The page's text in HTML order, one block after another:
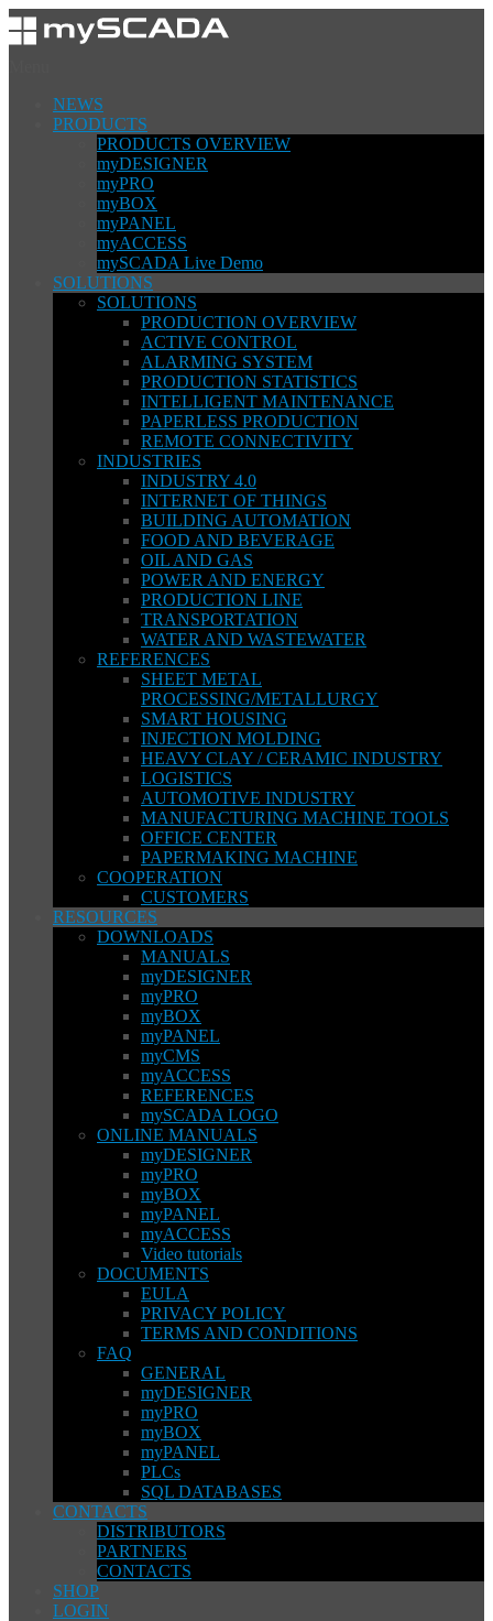
NEWS
PRODUCTS
PRODUCTS OVERVIEW
myDESIGNER
myPRO
myBOX
myPANEL
myACCESS
mySCADA Live Demo
SOLUTIONS
SOLUTIONS
PRODUCTION OVERVIEW
ACTIVE CONTROL
ALARMING SYSTEM
PRODUCTION STATISTICS
INTELLIGENT MAINTENANCE
PAPERLESS PRODUCTION
REMOTE CONNECTIVITY
INDUSTRIES
INDUSTRY 4.0
INTERNET OF THINGS
BUILDING AUTOMATION
FOOD AND BEVERAGE
OIL AND GAS
POWER AND ENERGY
PRODUCTION LINE
TRANSPORTATION
WATER AND WASTEWATER
REFERENCES
SHEET METAL
PROCESSING/METALLURGY
SMART HOUSING
INJECTION MOLDING
HEAVY CLAY / CERAMIC INDUSTRY
LOGISTICS
AUTOMOTIVE INDUSTRY
MANUFACTURING MACHINE TOOLS
OFFICE CENTER
PAPERMAKING MACHINE
COOPERATION
CUSTOMERS
RESOURCES
DOWNLOADS
MANUALS
myDESIGNER
myPRO
myBOX
myPANEL
myCMS
myACCESS
REFERENCES
mySCADA LOGO
ONLINE MANUALS
myDESIGNER
myPRO
myBOX
myPANEL
myACCESS
Video tutorials
DOCUMENTS
EULA
PRIVACY POLICY
TERMS AND CONDITIONS
FAQ
GENERAL
myDESIGNER
myPRO
myBOX
myPANEL
PLCs
SQL DATABASES
CONTACTS
DISTRIBUTORS
PARTNERS
CONTACTS
SHOP
LOGIN